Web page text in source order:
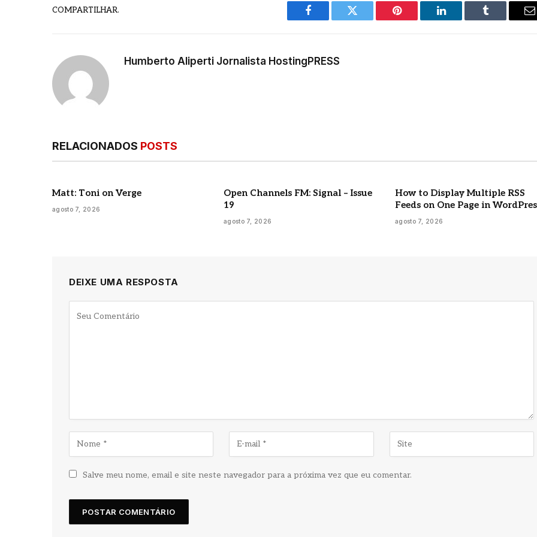
COMPARTILHAR.
Facebook Twitter Pinterest LinkedIn Tumblr
Humberto Aliperti Jornalista HostingPRESS
RELACIONADOS POSTS
Matt: Toni on Verge
agosto 7, 2026
Open Channels FM: Signal – Issue
19
agosto 7, 2026
How to Display Multiple RSS
Feeds on One Page in
agosto 7, 2026
DEIXE UMA RESPOSTA
Salve meu nome, email e site neste navegador para a próxima vez que eu comentar.